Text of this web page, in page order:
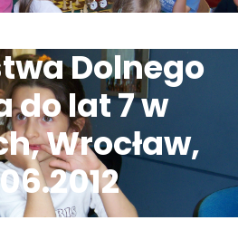
Dolnego
do lat 7 w
Wrocław,